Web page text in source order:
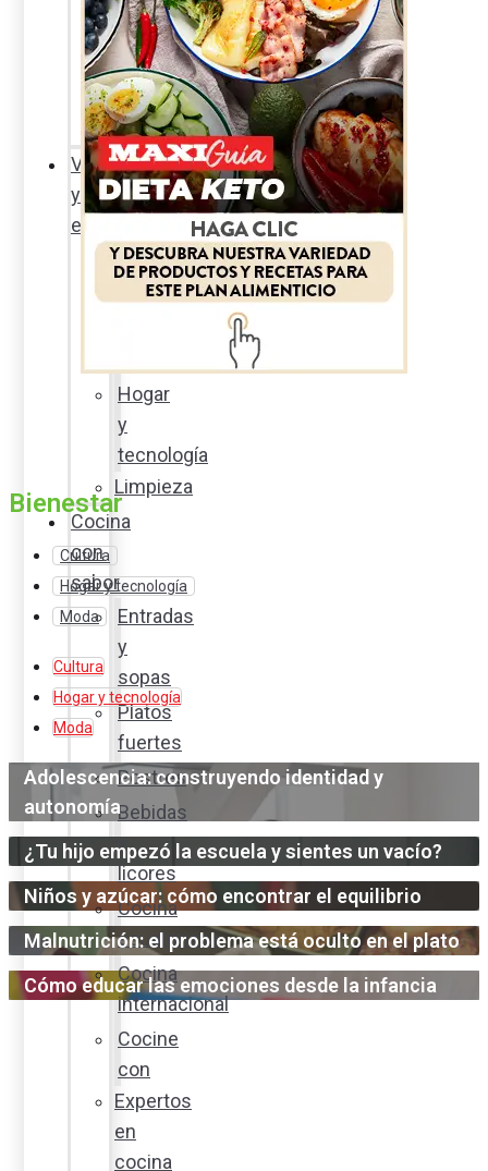
Sexualidad
responsable
En
la
percha
Vida
y
estilo
Productos
nuevos
Hogar
y
tecnología
Limpieza
Cocina
con
sabor
Entradas
y
sopas
Platos
fuertes
Postres
Bebidas
y
licores
Cocina
ecuatoriana
Cocina
internacional
Cocine
con
Expertos
en
cocina
Bienestar
Cultura
Hogar y tecnología
Moda
Cultura
Hogar y tecnología
Moda
Adolescencia: construyendo identidad y
autonomía
¿Tu hijo empezó la escuela y sientes un vacío?
Niños y azúcar: cómo encontrar el equilibrio
Malnutrición: el problema está oculto en el plato
Cómo educar las emociones desde la infancia